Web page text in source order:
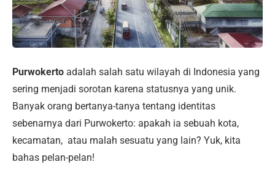
Purwokerto adalah salah satu wilayah di Indonesia yang
sering menjadi sorotan karena statusnya yang unik.
Banyak orang bertanya-tanya tentang identitas
sebenarnya dari Purwokerto: apakah ia sebuah kota,
kecamatan, atau malah sesuatu yang lain? Yuk, kita
bahas pelan-pelan!